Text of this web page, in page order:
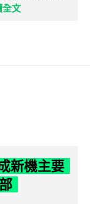
全文
新機主要